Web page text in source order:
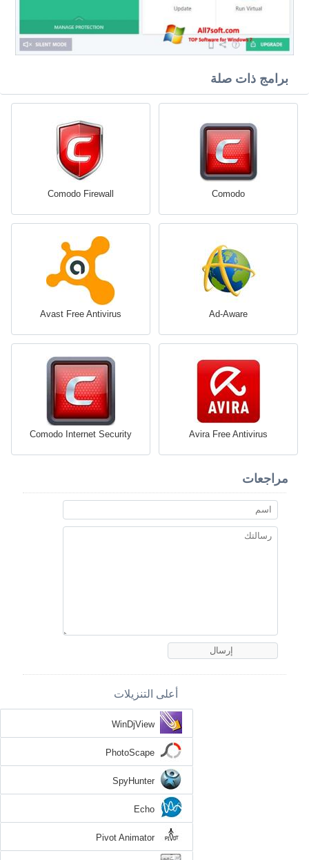
برامج ذات صلة
Comodo
Comodo Firewall
Ad-Aware
Avast Free Antivirus
Avira Free Antivirus
Comodo Internet Security
مراجعات
أعلى التنزيلات
WinDjView
PhotoScape
SpyHunter
Echo
Pivot Animator